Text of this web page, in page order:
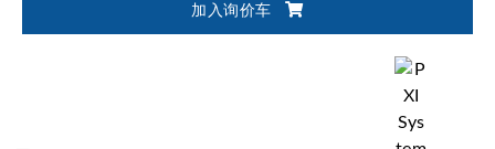
加入询价车